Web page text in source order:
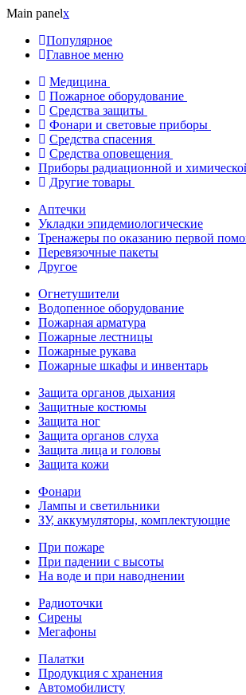
Main panelx
Популярное
Главное меню
Медицина
Пожарное оборудование
Средства защиты
Фонари и световые приборы
Средства спасения
Средства оповещения
Приборы радиационной и
Другие товары
Аптечки
Укладки эпидемиологические
Тренажеры по оказанию первой
Перевязочные пакеты
Другое
Огнетушители
Водопенное оборудование
Пожарная арматура
Пожарные лестницы
Пожарные рукава
Пожарные шкафы и инвентарь
Защита органов дыхания
Защитные костюмы
Защита ног
Защита органов слуха
Защита лица и головы
Защита кожи
Фонари
Лампы и светильники
ЗУ, аккумуляторы, комплектующие
При пожаре
При падении с высоты
На воде и при наводнении
Радиоточки
Сирены
Мегафоны
Палатки
Продукция с хранения
Автомобилисту